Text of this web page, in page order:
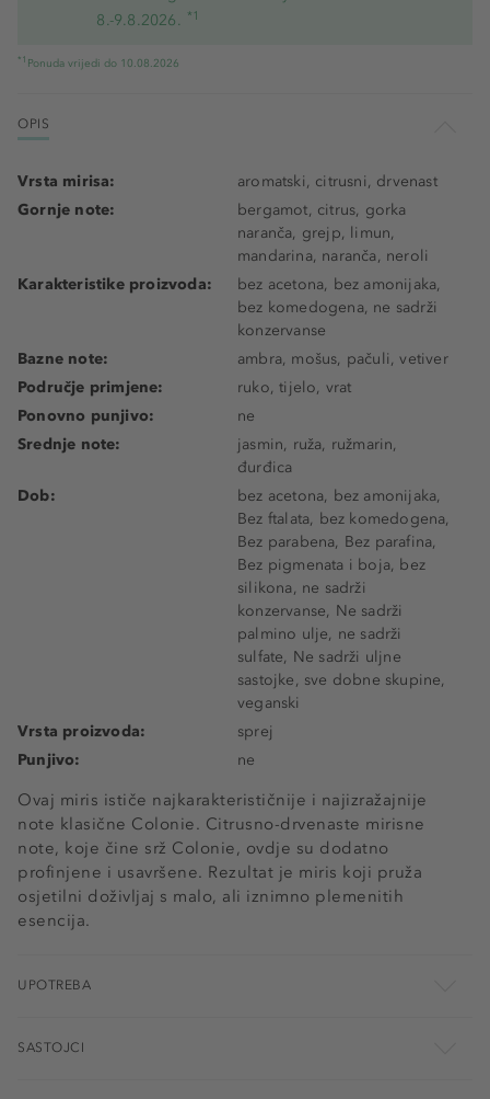
8.-9.8.2026. *1
*1 Ponuda vrijedi do 10.08.2026
OPIS
Ovaj miris ističe najkarakterističnije i najizražajnije
note klasične Colonie. Citrusno-drvenaste mirisne
note, koje čine srž Colonie, ovdje su dodatno
profinjene i usavršene. Rezultat je miris koji pruža
osjetilni doživljaj s malo, ali iznimno plemenitih
esencija.
Vrsta mirisa:
aromatski, citrusni, drvenast
Gornje note:
bergamot, citrus, gorka
naranča, grejp, limun,
mandarina, naranča, neroli
Karakteristike proizvoda:
bez acetona, bez amonijaka,
bez komedogena, ne sadrži
konzervanse
Bazne note:
ambra, mošus, pačuli, vetiver
Područje primjene:
ruko, tijelo, vrat
Ponovno punjivo:
ne
Srednje note:
jasmin, ruža, ružmarin,
đurđica
Dob:
bez acetona, bez amonijaka,
Bez ftalata, bez komedogena,
Bez parabena, Bez parafina,
Bez pigmenata i boja, bez
silikona, ne sadrži
konzervanse, Ne sadrži
palmino ulje, ne sadrži
sulfate, Ne sadrži uljne
sastojke, sve dobne skupine,
veganski
Vrsta proizvoda:
sprej
Punjivo:
ne
UPOTREBA
SASTOJCI